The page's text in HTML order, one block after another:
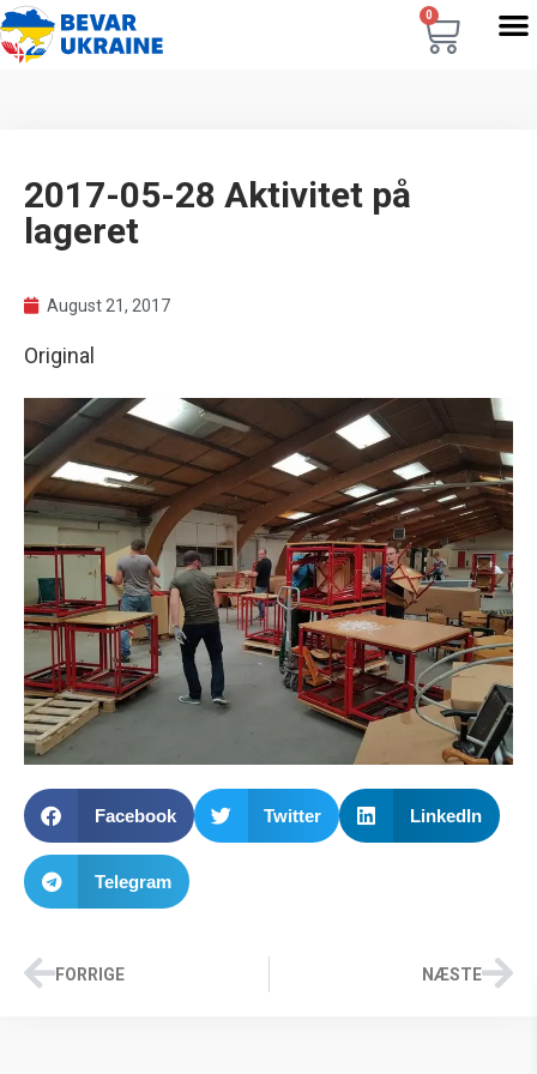
0
2017-05-28 Aktivitet på
lageret
August 21, 2017
Original
Facebook Twitter LinkedIn
Telegram
FORRIGE NÆSTE